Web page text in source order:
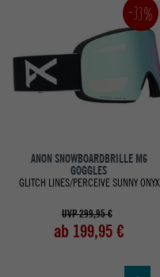
-33%
ANON SNOWBOARDBRILLE M6
GOGGLES
GLITCH LINES/PERCEIVE SUNNY ONYX
UVP 299,95 €
ab 199,95 €